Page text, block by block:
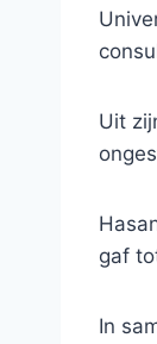
Uit
gaf
In